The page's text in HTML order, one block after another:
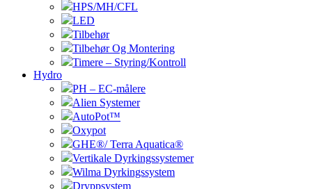
HPS/MH/CFL
LED
Tilbehør
Tilbehør Og Montering
Timere – Styring/Kontroll
Hydro
PH – EC-målere
Alien Systemer
AutoPot™
Oxypot
GHE®/ Terra Aquatica®
Vertikale Dyrkingssystemer
Wilma Dyrkingssystem
Dryppsystem